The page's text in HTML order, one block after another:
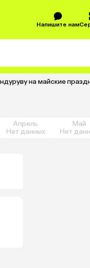
Напишите нам
на майские
Апрель
Нет данных
Май
Нет